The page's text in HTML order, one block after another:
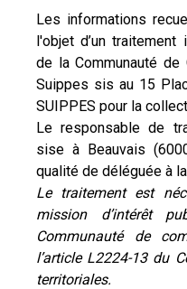
Les informations
l'objet d’un
de la Communauté
Suippes sis au 15
SUIPPES pour la
Le responsable de
sise à Beauvais
qualité de déléguée à
Le traitement est
mission d’intérêt
Communauté de
l’article L2224-13 du
territoriales.